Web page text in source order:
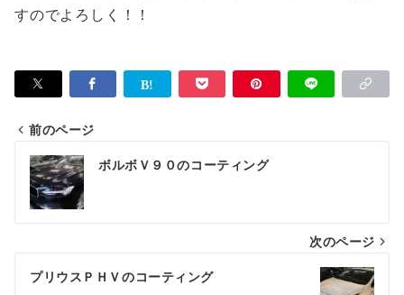
すのでよろしく！！
投
稿
ナ
ビ
ゲ
前のページ
ボルボＶ９０のコーティング
次のページ
プリウスＰＨＶのコーティング